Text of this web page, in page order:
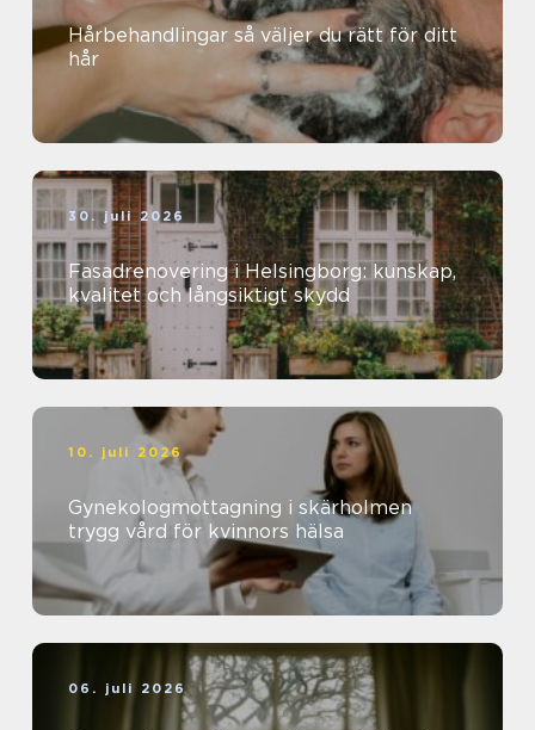
Hårbehandlingar så väljer du rätt för ditt
hår
30. juli 2026
Fasadrenovering i Helsingborg: kunskap,
kvalitet och långsiktigt skydd
10. juli 2026
Gynekologmottagning i skärholmen
trygg vård för kvinnors hälsa
06. juli 2026